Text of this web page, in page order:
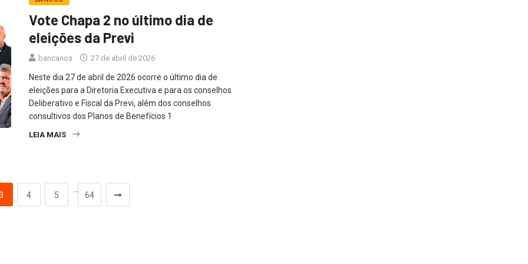
Vote Chapa 2 no último dia de
eleições da Previ
bancarios 27 de abril de 2026
Neste dia 27 de abril de 2026 ocorre o último dia de
eleições para a Diretoria Executiva e para os conselhos
Deliberativo e Fiscal da Previ, além dos conselhos
consultivos dos Planos de Benefícios 1
LEIA MAIS
4 5 64